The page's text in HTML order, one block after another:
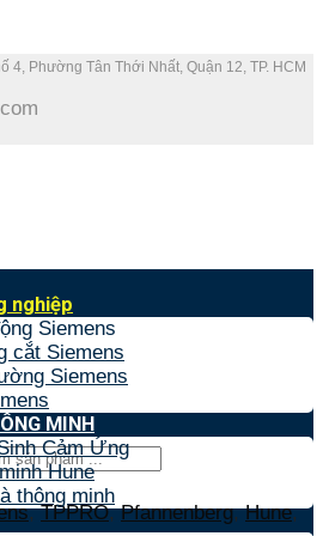
4, Phường Tân Thới Nhất, Quận 12, TP. HCM
,TPPRO,Pfannenberg,Hune,
nghiệp
Siemens
cắt Siemens
Siemens
MINH
Cảm Ứng
Hune
thông minh